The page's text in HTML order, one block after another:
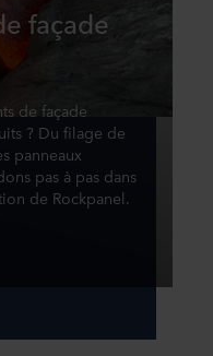
façade
de façade
? Du filage de
panneaux
pas à pas dans
de Rockpanel.